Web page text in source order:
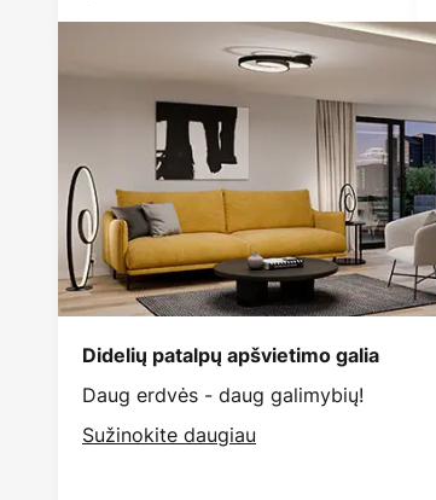
Didelių patalpų apšvietimo galia
Daug erdvės - daug galimybių!
Sužinokite daugiau